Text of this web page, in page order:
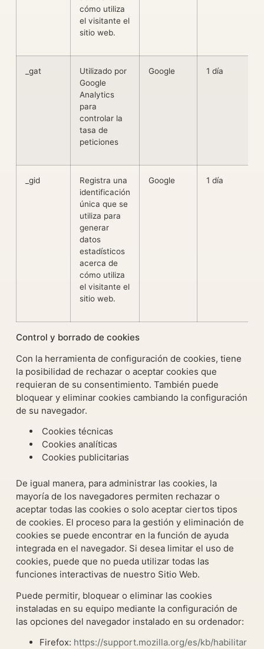
cómo utiliza
el visitante el
sitio web.
_gat
Utilizado por
Google
Analytics
para
controlar la
tasa de
peticiones
Google 1 día
_gid
Registra una
identificación
única que se
utiliza para
generar
datos
estadísticos
acerca de
cómo utiliza
el visitante el
sitio web.
Google 1 día
Control y borrado de cookies
Con la herramienta de configuración de cookies, tiene
la posibilidad de rechazar o aceptar cookies que
requieran de su consentimiento. También puede
bloquear y eliminar cookies cambiando la configuración
de su navegador.
Cookies técnicas
Cookies analíticas
Cookies publicitarias
De igual manera, para administrar las cookies, la
mayoría de los navegadores permiten rechazar o
aceptar todas las cookies o solo aceptar ciertos tipos
de cookies. El proceso para la gestión y eliminación de
cookies se puede encontrar en la función de ayuda
integrada en el navegador. Si desea limitar el uso de
cookies, puede que no pueda utilizar todas las
funciones interactivas de nuestro Sitio Web.
Puede permitir, bloquear o eliminar las cookies
instaladas en su equipo mediante la configuración de
las opciones del navegador instalado en su ordenador:
Firefox: https://support.mozilla.org/es/kb/habilitar